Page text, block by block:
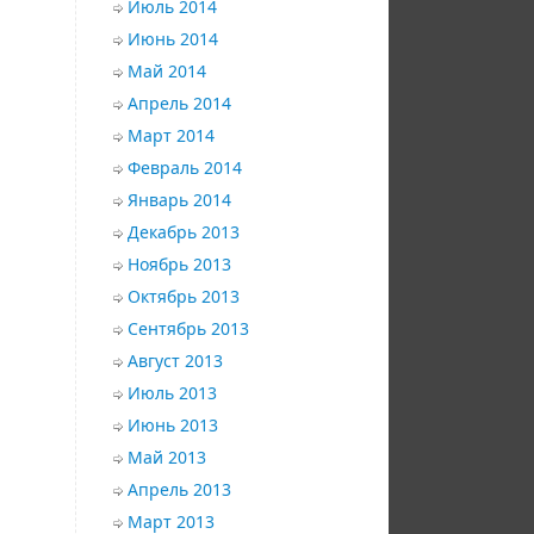
Июль 2014
Июнь 2014
Май 2014
Апрель 2014
Март 2014
Февраль 2014
Январь 2014
Декабрь 2013
Ноябрь 2013
Октябрь 2013
Сентябрь 2013
Август 2013
Июль 2013
Июнь 2013
Май 2013
Апрель 2013
Март 2013